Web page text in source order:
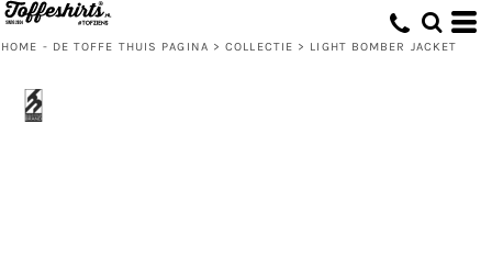
HOME - DE TOFFE THUIS PAGINA > COLLECTIE > LIGHT BOMBER JACKET